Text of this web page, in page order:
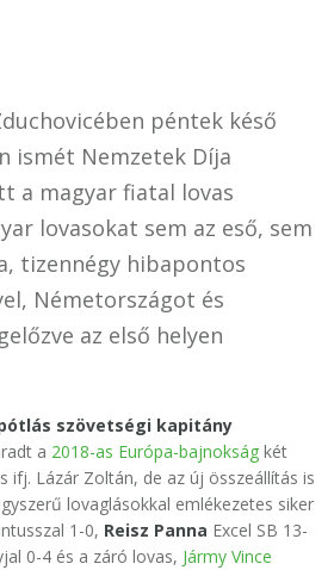
péntek késő
ismét Nemzetek Díja
a magyar fiatal lovas
lovasokat sem az eső, sem
tizennégy hibapontos
Németországot és
az első helyen
szövetségi kapitány
a 2018-as Európa-bajnokság két
ifj. Lázár Zoltán, de az új összeállítás is
lovaglásokkal emlékezetes siker
1-0, Reisz Panna Excel SB 13-
0-4 és a záró lovas, Jármy Vince